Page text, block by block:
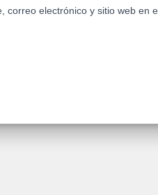
correo electrónico y sitio web en